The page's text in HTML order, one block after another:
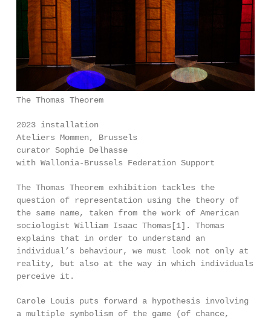
The Thomas Theorem
2023 installation
Ateliers Mommen, Brussels
curator Sophie Delhasse
with Wallonia-Brussels Federation Support
The Thomas Theorem exhibition tackles the
question of representation using the theory of
the same name, taken from the work of American
sociologist William Isaac Thomas[1]. Thomas
explains that in order to understand an
individual’s behaviour, we must look not only at
reality, but also at the way in which individuals
perceive it.
Carole Louis puts forward a hypothesis involving
a multiple symbolism of the game (of chance,